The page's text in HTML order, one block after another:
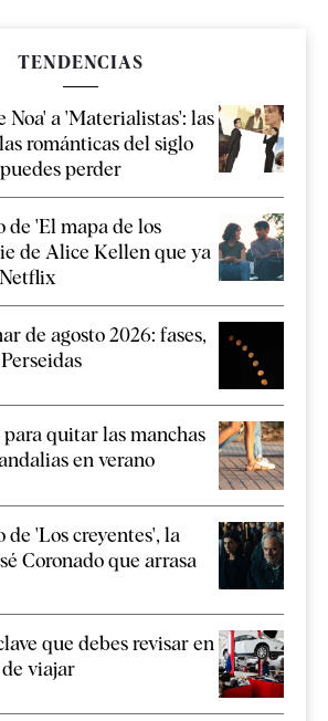
TENDENCIAS
Noa' a 'Materialistas': las
románticas del siglo
perder
de 'El mapa de los
de Alice Kellen que ya
de agosto 2026: fases,
para quitar las manchas
en verano
'Los creyentes', la
Coronado que arrasa
que debes revisar en
viajar